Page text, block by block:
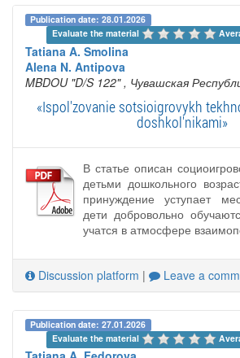
Publication date: 28.01.2026
Evaluate the material
Tatiana A. Smolina
Alena N. Antipova
MBDOU "D/S 122" , Чувашская
«Ispol'zovanie sotsioigrovykh
doshkol'nikami»
В статье описан
детьми дошкольного
принуждение уступает
дети добровольно
учатся в атмосфере
Discussion platform | Leave a
Publication date: 27.01.2026
Evaluate the material